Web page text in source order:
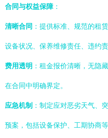
合同与权益保障 ：
清晰合同 ：提供标准、规范的租
设备状况、保养维修责任、违约
费用透明 ：租金报价清晰，无隐
在合同中明确界定。
应急机制 ：制定应对恶劣天气、
预案，包括设备保护、工期协商